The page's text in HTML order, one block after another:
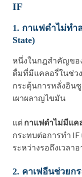
IF
1. กาแฟดำไม่ทำ
State)
หนึ่งในกฎสำคัญขอ
ดื่มที่มีแคลอรี่ในช่วง
กระตุ้นการหลั่งอิน
เผาผลาญไขมัน
แต่ กาแฟดำไม่มีแค
กระทบต่อการทำ
ระหว่างรอถึงเวลา
2. คาเฟอีนช่วยก